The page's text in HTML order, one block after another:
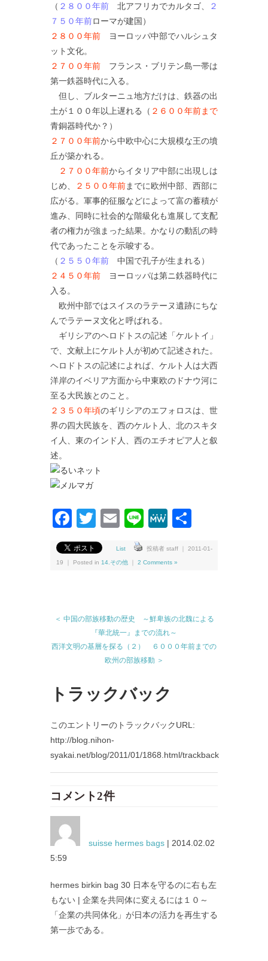
（ ２８００年前 北アフリカでカルタゴ、
２
７５０年前ローマが建国）
２８００年前 ヨーロッパ中部でハルシュタ
ット文化。
２７００年前 フランス・ブリテン島一帯は
第一鉄器時代に入る。
但し、ブルターニュ地方だけは、鉄器の出
土が１００年以上遅れる（ ２６００年前まで
青銅器時代か？）
２７００年前から中欧中心に大規模な王の墳
丘が築かれる。
２７００年前からイタリア中部に出現しは
じめ、
２５００年前までに欧州中部、西部に
広がる。軍事的征服などによって富の蓄積が
進み、同時に社会的な階級化も進展して支配
者の権力が強まった結果。かなりの動乱の時
代であったことを示唆する。
（ ２５５０年前 中国で孔子が生まれる）
２４５０年前 ヨーロッパは第ニ鉄器時代に
入る。
欧州中部ではスイスのラテーヌ遺跡にちな
んでラテーヌ文化と呼ばれる。
ギリシアのヘロドトスの記述「ケルトイ」
で、文献上にケルト人が初めて記述された。
ヘロドトスの記述によれば、ケルト人は大西
洋岸のイベリア方面から中東欧のドナウ河に
至る大民族とのこと。
２３５０年頃のギリシアのエフォロスは、世
界の四大民族を、西のケルト人、北のスキタ
イ人、東のインド人、西のエチオピア人と叙
述。
Facebook
Twitter
EmailLineMeWe
List 投稿者 staff ｜ 2011-01-
19 ｜ Posted in 14.その他 2 Comments »
＜ 中国の部族移動の歴史 ～鮮卑族の北魏による
『華北統一』までの流れ～
西洋文明の基層を探る（２） ６０００年前までの
欧州の部族移動 ＞
トラックバック
このエントリーのトラックバックURL:
http://blog.nihon-
syakai.net/blog/2011/01/1868.html/trackback
コメント2件
suisse hermes bags | 2014.02.02
5:59
hermes birkin bag 30 日本を守るのに右も左
もない | 企業を共同体に変えるには１０～
「企業の共同体化」が日本の活力を再生する
第一歩である。